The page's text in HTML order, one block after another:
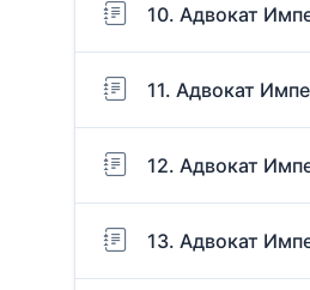
10. Адвокат
11. Адвокат
12. Адвокат
13. Адвокат